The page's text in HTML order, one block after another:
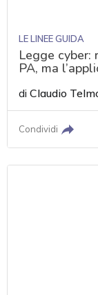
LE LINEE GUIDA
Legge
PA, ma
diClaudio
Condividi